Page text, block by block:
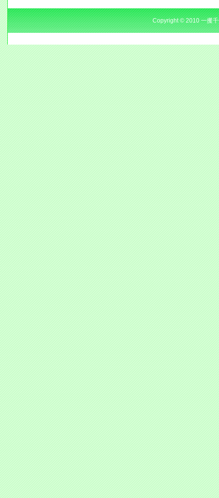
Copyright © 2010 一攫